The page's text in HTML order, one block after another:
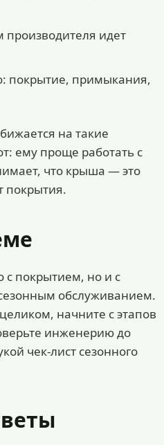
идет
покрытие, примыкания,
на такие
ему проще работать с
что крыша — это
покрытия.
с покрытием, но и с
обслуживанием.
начните сэтапов
инженерию до
чек-лист сезонного